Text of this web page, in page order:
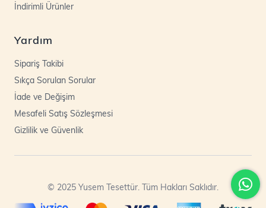
İndirimli Ürünler
Yardım
Sipariş Takibi
Sıkça Sorulan Sorular
İade ve Değişim
Mesafeli Satış Sözleşmesi
Gizlilik ve Güvenlik
© 2025 Yusem Tesettür. Tüm Hakları Saklıdır.